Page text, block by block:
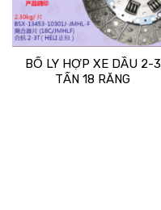
BỐ LY HỢP XE DẦU 2-3
TẤN 18 RĂNG